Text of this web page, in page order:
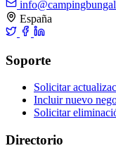
España
Soporte
Solicitar
Incluir nuevo
Solicitar
Directorio